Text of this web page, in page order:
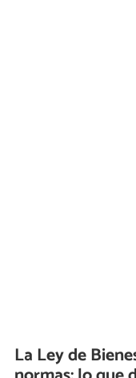
La Ley de